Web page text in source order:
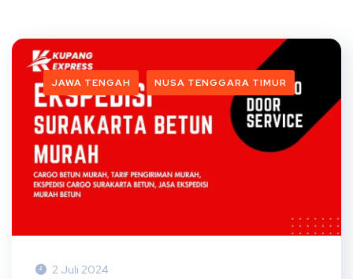
JAWA TENGAH NUSA TENGGARA TIMUR
2 Juli 2024